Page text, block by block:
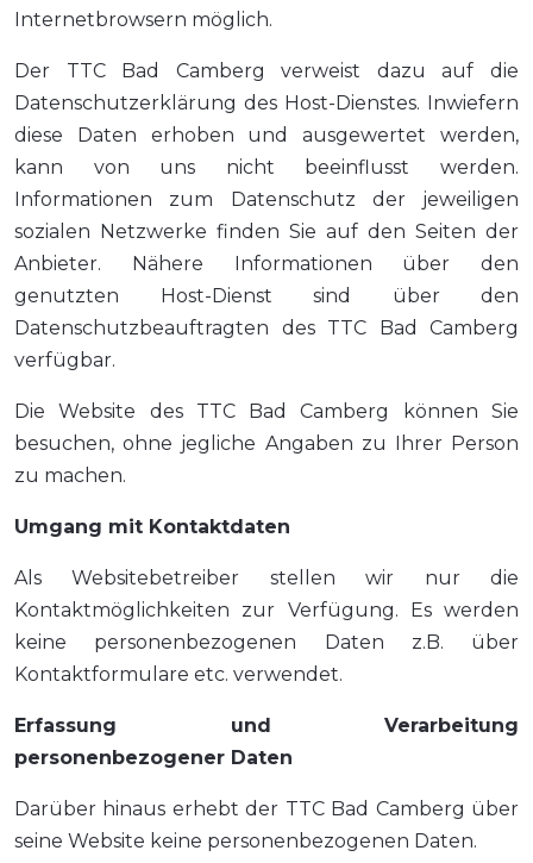
Internetbrowsern möglich.
Der TTC Bad Camberg verweist dazu auf die
Datenschutzerklärung des Host-Dienstes. Inwiefern
diese Daten erhoben und ausgewertet werden,
kann von uns nicht beeinflusst werden.
Informationen zum Datenschutz der jeweiligen
sozialen Netzwerke finden Sie auf den Seiten der
Anbieter. Nähere Informationen über den
genutzten Host-Dienst sind über den
Datenschutzbeauftragten des TTC Bad Camberg
verfügbar.
Die Website des TTC Bad Camberg können Sie
besuchen, ohne jegliche Angaben zu Ihrer Person
zu machen.
Umgang mit Kontaktdaten
Als Websitebetreiber stellen wir nur die
Kontaktmöglichkeiten zur Verfügung. Es werden
keine personenbezogenen Daten z.B. über
Kontaktformulare etc. verwendet.
Erfassung und Verarbeitung
personenbezogener Daten
Darüber hinaus erhebt der TTC Bad Camberg über
seine Website keine personenbezogenen Daten.